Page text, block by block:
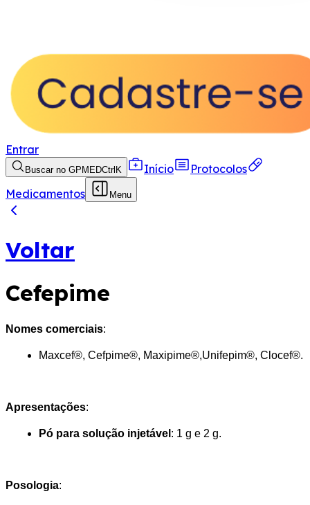
Entrar
Buscar no GPMEDCtrl K Início
Protocolos
Medicamentos
Menu
Voltar
Cefepime
Nomes comerciais:
Maxcef®, Cefpime®, Maxipime®,Unifepim®, Clocef®.
Apresentações:
Pó para solução injetável : 1 g e 2 g​​.
Posologia: